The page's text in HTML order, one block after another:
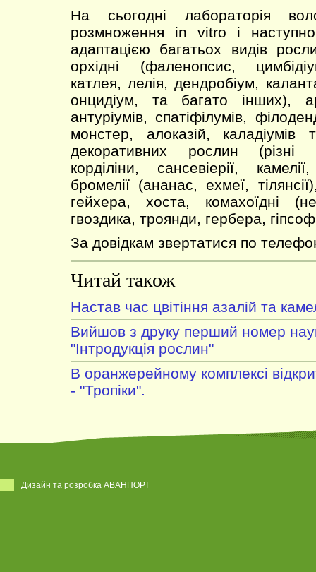
На сьогодні лабораторія
розмноження in vitro і
адаптацією багатьох видів
орхідні (фаленопсис,
катлея, лелія, дендробіум,
онцидіум, та багато інших),
антуріумів, спатіфілумів,
монстер, алоказій,
декоративних рослин (різні
корділіни, сансевіерії,
бромелії (ананас, ехмеї,
гейхера, хоста, комахоїдні
гвоздика, троянди, гербера,
За довідкам звертатися по
Читай також
Настав час цвітіння азалій та
Вийшов з друку перший номер
"Інтродукція рослин"
В оранжерейному комплексі
- "Тропіки".
Дизайн та розробка АВАНПОРТ